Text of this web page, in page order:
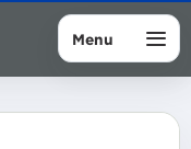
Menu